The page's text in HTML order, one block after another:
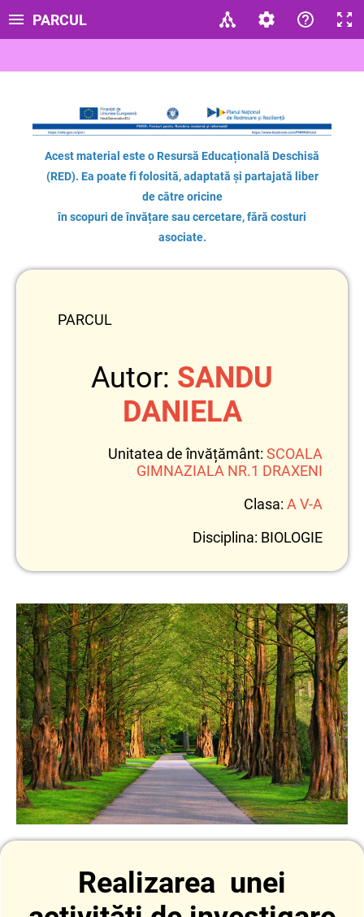
PARCUL
Acest material este o Resursă Educațională Deschisă
(RED). Ea poate fi folosită, adaptată și partajată liber
de către oricine
în scopuri de învățare sau cercetare, fără costuri
asociate.
PARCUL
Autor: SANDU
DANIELA
Unitatea de învățământ: SCOALA
GIMNAZIALA NR.1 DRAXENI
Clasa: A V-A
Disciplina: BIOLOGIE
Realizarea unei